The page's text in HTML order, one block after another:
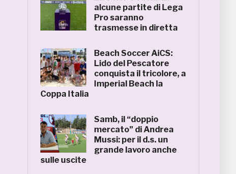
alcune partite di Lega
Pro saranno
trasmesse in diretta
Beach Soccer AiCS:
Lido del Pescatore
conquista il tricolore, a
Imperial Beach la
Coppa Italia
Samb, il “doppio
mercato” di Andrea
Mussi: per il d.s. un
grande lavoro anche
sulle uscite